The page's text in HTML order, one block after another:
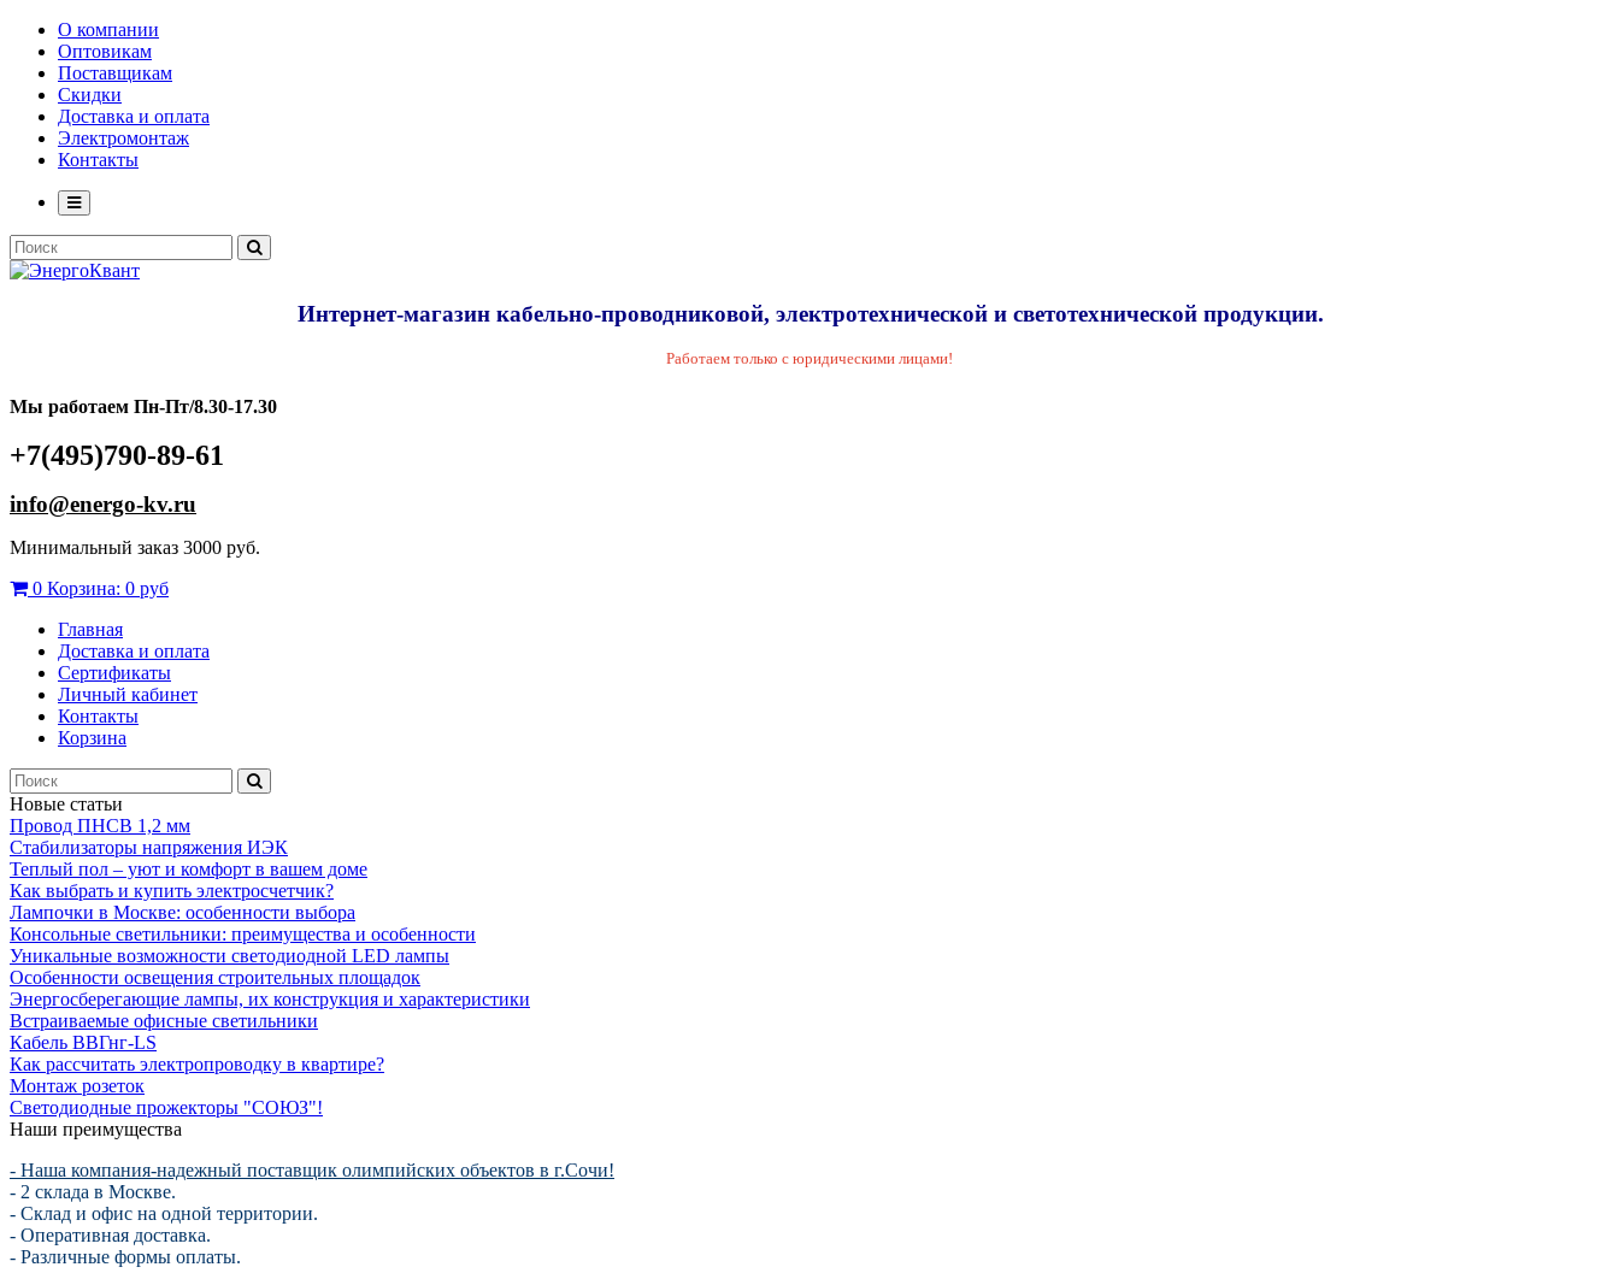
О компании
Оптовикам
Поставщикам
Скидки
Доставка и оплата
Электромонтаж
Контакты
Интернет-магазин кабельно-проводниковой, электротехнической и светотехнической продукции.
Работаем только с юридическими лицами!
Мы работаем Пн-Пт/8.30-17.30
+7(495)790-89-61
info@energo-kv.ru
Минимальный заказ 3000 руб.
0 Корзина: 0 руб
Главная
Доставка и оплата
Сертификаты
Личный кабинет
Контакты
Корзина
Новые статьи
Провод ПНСВ 1,2 мм
Стабилизаторы напряжения ИЭК
Теплый пол – уют и комфорт в вашем доме
Как выбрать и купить электросчетчик?
Лампочки в Москве: особенности выбора
Консольные светильники: преимущества и особенности
Уникальные возможности светодиодной LED лампы
Особенности освещения строительных площадок
Энергосберегающие лампы, их конструкция и характеристики
Встраиваемые офисные светильники
Кабель ВВГнг-LS
Как рассчитать электропроводку в квартире?
Монтаж розеток
Светодиодные прожекторы "СОЮЗ"!
Наши преимущества
- Наша компания-надежный поставщик олимпийских объектов в г.Сочи!
- 2 склада в Москве.
- Склад и офис на одной территории.
- Оперативная доставка.
- Различные формы оплаты.